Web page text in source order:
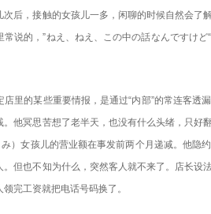
后，接触的女孩儿一多，闲聊的时候自然会
说的，”ねえ、ねえ、この中の話なんですけ
店里的某些重要情报，是通过“内部”的常连客
他冥思苦想了老半天，也没有什么头绪，只好
み）女孩儿的营业额在事发前两个月递减。他
但也不知为什么，突然客人就不来了。店长
完工资就把电话号码换了。